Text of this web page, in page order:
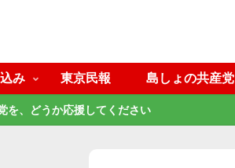
み 東京民報 島しょの共産党
を、どうか応援してください